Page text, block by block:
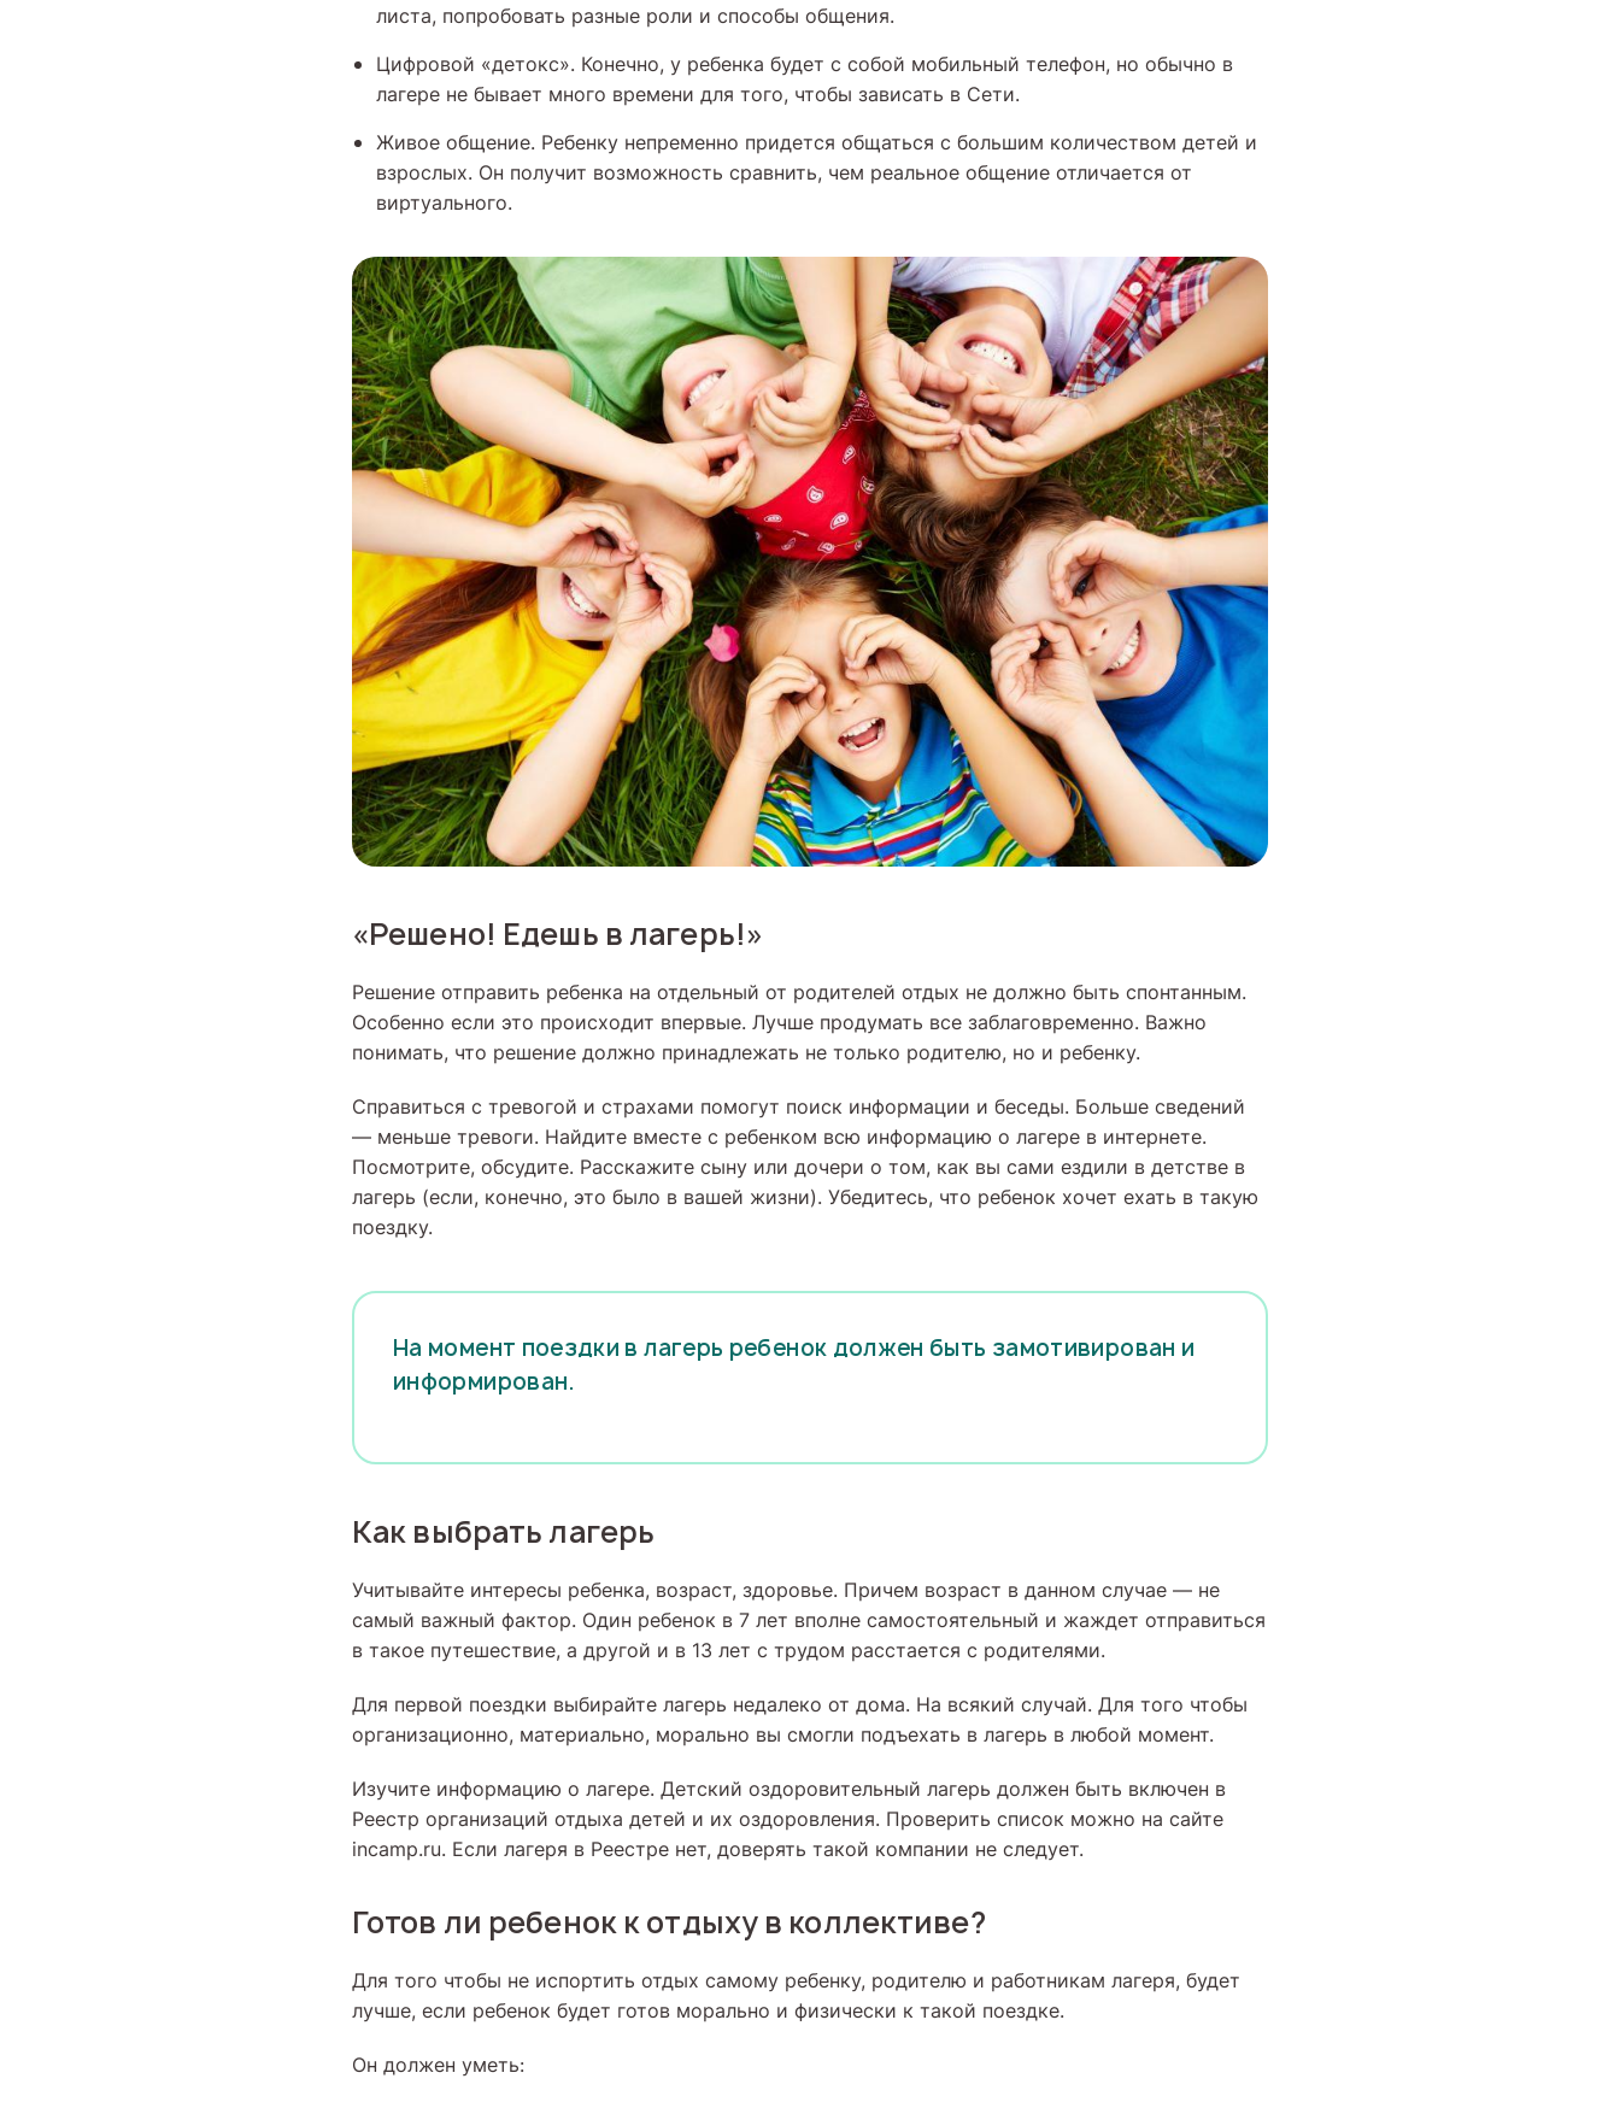
листа, попробовать разные роли и способы общения.
Цифровой «детокс». Конечно, у ребенка будет с собой мобильный телефон, но обычно в
лагере не бывает много времени для того, чтобы зависать в Сети.
Живое общение. Ребенку непременно придется общаться с большим количеством детей и
взрослых. Он получит возможность сравнить, чем реальное общение отличается от
виртуального.
«Решено! Едешь в лагерь!»
Решение отправить ребенка на отдельный от родителей отдых не должно быть спонтанным.
Особенно если это происходит впервые. Лучше продумать все заблаговременно. Важно
понимать, что решение должно принадлежать не только родителю, но и ребенку.
Справиться с тревогой и страхами помогут поиск информации и беседы. Больше сведений
— меньше тревоги. Найдите вместе с ребенком всю информацию о лагере в интернете.
Посмотрите, обсудите. Расскажите сыну или дочери о том, как вы сами ездили в детстве в
лагерь (если, конечно, это было в вашей жизни). Убедитесь, что ребенок хочет ехать в такую
поездку.
На момент поездки в лагерь ребенок должен быть замотивирован и
информирован.
Как выбрать лагерь
Учитывайте интересы ребенка, возраст, здоровье. Причем возраст в данном случае — не
самый важный фактор. Один ребенок в 7 лет вполне самостоятельный и жаждет отправиться
в такое путешествие, а другой и в 13 лет с трудом расстается с родителями.
Для первой поездки выбирайте лагерь недалеко от дома. На всякий случай. Для того чтобы
организационно, материально, морально вы смогли подъехать в лагерь в любой момент.
Изучите информацию о лагере. Детский оздоровительный лагерь должен быть включен в
Реестр организаций отдыха детей и их оздоровления. Проверить список можно на сайте
incamp.ru. Если лагеря в Реестре нет, доверять такой компании не следует.
Готов ли ребенок к отдыху в коллективе?
Для того чтобы не испортить отдых самому ребенку, родителю и работникам лагеря, будет
лучше, если ребенок будет готов морально и физически к такой поездке.
Он должен уметь: